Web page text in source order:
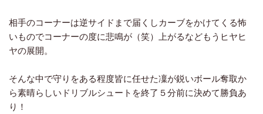
相手のコーナーは逆サイドまで届くしカーブをかけてくる怖
いものでコーナーの度に悲鳴が（笑）上がるなどもうヒヤヒ
ヤの展開。
そんな中で守りをある程度皆に任せた凜が鋭いボール奪取か
ら素晴らしいドリブルシュートを終了５分前に決めて勝負あ
り！